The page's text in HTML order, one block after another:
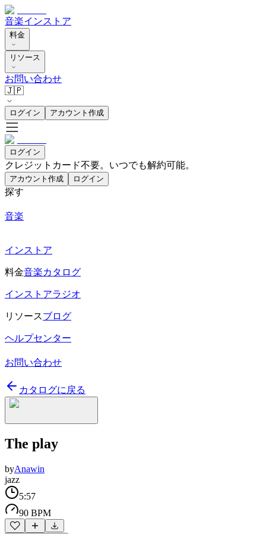
音楽インストア
料金
リソース
お問い合わせ
🇯🇵
ログイン アカウント作成
ログイン
クレジットカード不要。いつでも解約可能。
アカウント作成 ログイン
探す
音楽
インストア
料金音楽カタログ
インストアラジオ
リソースブログ
ヘルプセンター
お問い合わせ
カタログに戻る
The play
byAnawin
jazz
5:57
90 BPM